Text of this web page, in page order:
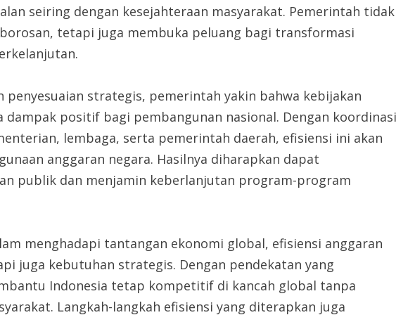
seiring dengan kesejahteraan masyarakat. Pemerintah tidak
tetapi juga membuka peluang bagi transformasi
penyesuaian strategis, pemerintah yakin bahwa kebijakan
dampak positif bagi pembangunan nasional. Dengan koordinasi
lembaga, serta pemerintah daerah, efisiensi ini akan
anggaran negara. Hasilnya diharapkan dapat
publik dan menjamin keberlanjutan program-program
menghadapi tantangan ekonomi global, efisiensi anggaran
juga kebutuhan strategis. Dengan pendekatan yang
Indonesia tetap kompetitif di kancah global tanpa
Langkah-langkah efisiensi yang diterapkan juga